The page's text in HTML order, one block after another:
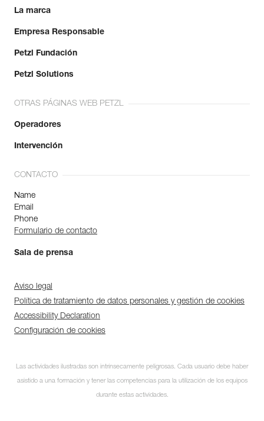
La marca
Empresa Responsable
Petzl Fundación
Petzl Solutions
OTRAS PÁGINAS WEB PETZL
Operadores
Intervención
CONTACTO
Name
Email
Phone
Formulario de contacto
Sala de prensa
Aviso legal
Política de tratamiento de datos personales y gestión de cookies
Accessibility Declaration
Configuración de cookies
Las actividades ilustradas son intrínsecamente peligrosas. Cada usuario debe haber
asistido a una formación y tener las competencias para la utilización de los equipos
durante estas actividades.